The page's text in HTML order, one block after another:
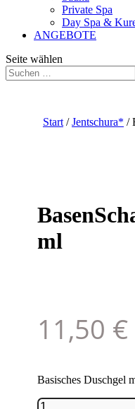
Private Spa
Day Spa &
ANGEBOTE
Seite wählen
Start /Jentschura* /
ml
11,50 €
Basisches Duschgel
BasenSchauer